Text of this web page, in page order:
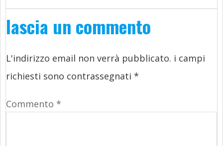
lascia un commento
L'indirizzo email non verrà pubblicato. i campi
richiesti sono contrassegnati *
Commento *